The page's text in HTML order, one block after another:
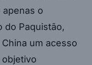
o
do Paquistão,
um acesso